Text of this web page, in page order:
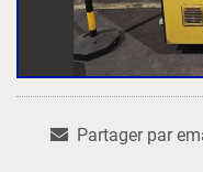
Partager par